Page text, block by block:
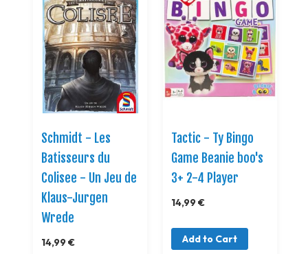
Schmidt - Les
Batisseurs du
Colisee - Un Jeu de
Klaus-Jurgen
Wrede
14,99 €
Tactic - Ty Bingo
Game Beanie boo's
3+ 2-4 Player
14,99 €
Add to Cart